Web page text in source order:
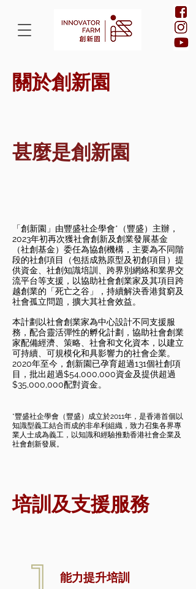
​關於創新園
甚麼是創新園
「創新園」由豐盛社企學會*（豐盛）主辦，
2023年初再次獲社會創新及創業發展基金
（社創基金）委任為協創機構，主要為不同階
段的社創項目（包括成熟原型及初創項目）提
供資金、社創知識培訓、跨界別網絡和業界交
流平台等支援，以協助社會創業家及其項目跨
越創業的「死亡之谷」，持續解決香港貧窮及
社會孤立問題，擴大其社會效益。
本計劃以社會創業家為中心設計不同支援服
務，配合靈活彈性的孵化計劃，協助社會創業
家配備經濟、策略、社會和文化資本，以建立
可持續、可規模化和具影響力的社會企業。
2020年至今，創新園已孕育超過131個社創項
目，批出超過$54,000,000資金及提供超過
$35,000,000配對資金。
*豐盛社企學會（豐盛）成立於2011年，是香港首個以
知識型義工結合而成的非牟利組織，致力召集各界專
業人士成為義工，以知識和經驗推動香港社會企業及
社會創新發展。
培訓及支援服務
​能力提升培訓